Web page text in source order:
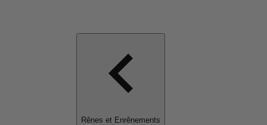
Rênes et Enrênements